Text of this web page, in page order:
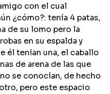
con el cual
¿cómo?: tenía 4 patas,
de su lomo pero la
en su espalda y
él tenían una, el caballo
de arena de las que
se conocían, de hecho
pero este espacio